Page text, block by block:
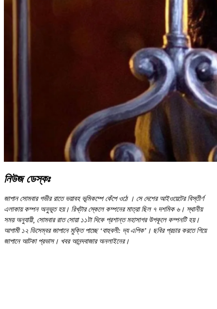
নিউজ ডেস্কঃ
জাপান সোমবার গভীর রাতে ভয়াবহ ভূমিকম্পে কেঁপে ওঠে । সে দেশের আইওয়েটের বিস্তীর্ণ
এলাকায় কম্পন অনুভূত হয়। রিখ্‌টার স্কেলে কম্পনের মাত্রা ছিল ৭ দশমিক ৬। স্থানীয়
সময় অনুযায়ী, সোমবার রাত সোয়া ১১টা দিকে প্রশান্ত মহাসাগর উপকূলে কম্পনটি হয়।
আগামী ১২ ডিসেম্বর জাপানে মুক্তি পাচ্ছে ‘বাহুবলী: দ্য এপিক’। ছবির প্রচার করতে গিয়ে
জাপানে আটকা প্রভাস। খবর আনন্দবাজার অনলাইনের।